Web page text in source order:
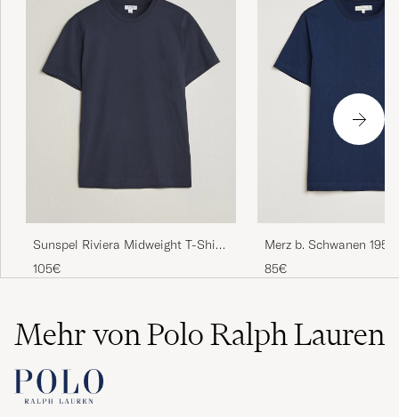
Sunspel Riviera Midweight T-Shirt
Navy
105€
Merz b. Schwanen
Loopwheeled T-shirt
85€
Mehr von Polo Ralph Lauren